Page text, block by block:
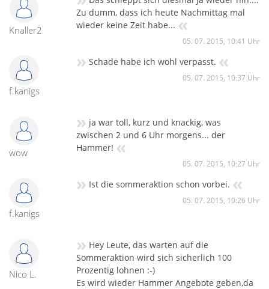
Knaller2
Zu dumm, dass ich heute Nachmittag mal
wieder keine Zeit habe... «
05. 07. 2015, 10:41 Uhr
f.kanigs
» Schade habe ich wohl verpasst. «
05. 07. 2015, 10:37 Uhr
wow
» ja war toll, kurz und knackig, was
zwischen 2 und 6 Uhr morgens... der
Hammer! «
05. 07. 2015, 10:27 Uhr
f.kanigs
» Ist die sommeraktion schon vorbei. «
05. 07. 2015, 10:26 Uhr
Nico L.
» Hey Leute, das warten auf die
Sommeraktion wird sich sicherlich 100
Prozentig lohnen :-)
Es wird wieder Hammer Angebote geben,da